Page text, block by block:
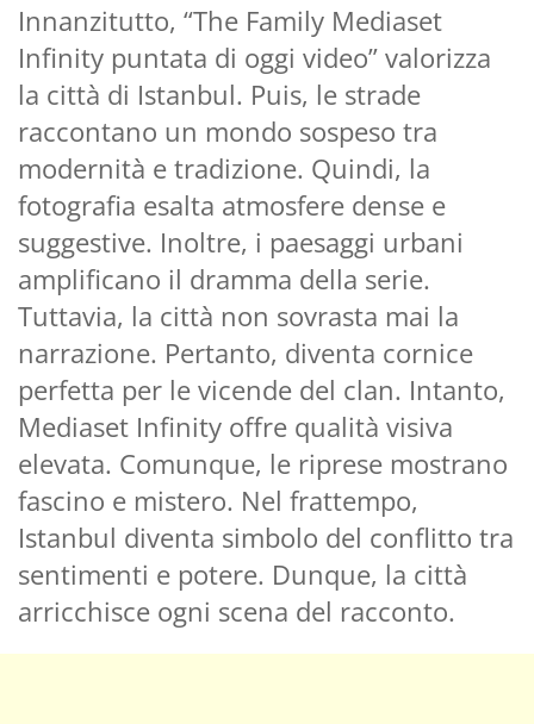
Innanzitutto, “The Family Mediaset
Infinity puntata di oggi video” valorizza
la città di Istanbul. Puis, le strade
raccontano un mondo sospeso tra
modernità e tradizione. Quindi, la
fotografia esalta atmosfere dense e
suggestive. Inoltre, i paesaggi urbani
amplificano il dramma della serie.
Tuttavia, la città non sovrasta mai la
narrazione. Pertanto, diventa cornice
perfetta per le vicende del clan. Intanto,
Mediaset Infinity offre qualità visiva
elevata. Comunque, le riprese mostrano
fascino e mistero. Nel frattempo,
Istanbul diventa simbolo del conflitto tra
sentimenti e potere. Dunque, la città
arricchisce ogni scena del racconto.